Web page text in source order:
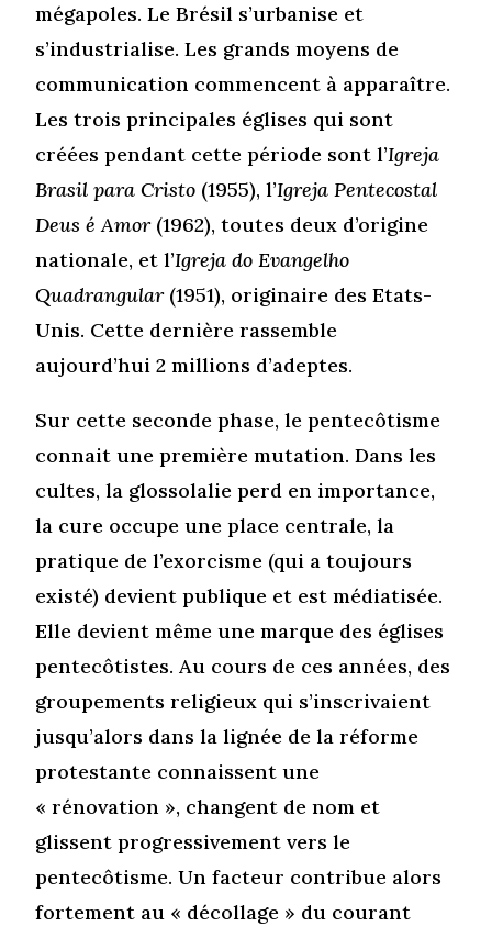
mégapoles. Le Brésil s’urbanise et
s’industrialise. Les grands moyens de
communication commencent à apparaître.
Les trois principales églises qui sont
créées pendant cette période sont l’Igreja
Brasil para Cristo (1955), l’Igreja Pentecostal
Deus é Amor(1962), toutes deux d’origine
nationale, et l’Igreja do Evangelho
Quadrangular(1951), originaire des Etats-
Unis. Cette dernière rassemble
aujourd’hui 2 millions d’adeptes.
Sur cette seconde phase, le pentecôtisme
connait une première mutation. Dans les
cultes, la glossolalie perd en importance,
la cure occupe une place centrale, la
pratique de l’exorcisme (qui a toujours
existé) devient publique et est médiatisée.
Elle devient même une marque des églises
pentecôtistes. Au cours de ces années, des
groupements religieux qui s’inscrivaient
jusqu’alors dans la lignée de la réforme
protestante connaissent une
« rénovation », changent de nom et
glissent progressivement vers le
pentecôtisme. Un facteur contribue alors
fortement au « décollage » du courant